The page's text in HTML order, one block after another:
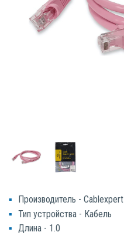
Производитель - Cablexpert
Тип устройства - Кабель
Длина - 1.0